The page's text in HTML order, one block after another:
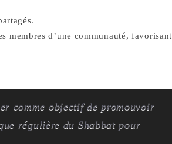
membres d’une communauté, favorisant
comme objectif de promouvoir
régulière du Shabbat pour